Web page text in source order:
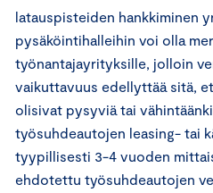
latauspisteiden hankkiminen
pysäköintihalleihin voi olla
työnantajayrityksille, jolloin
vaikuttavuus edellyttää sitä,
olisivat pysyviä tai
työsuhdeautojen leasing- tai
tyypillisesti 3-4 vuoden
ehdotettu työsuhdeautojen